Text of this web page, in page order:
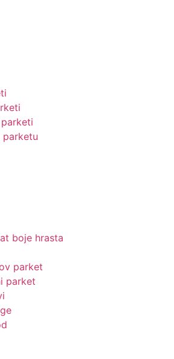
boje hrasta
parket
parket